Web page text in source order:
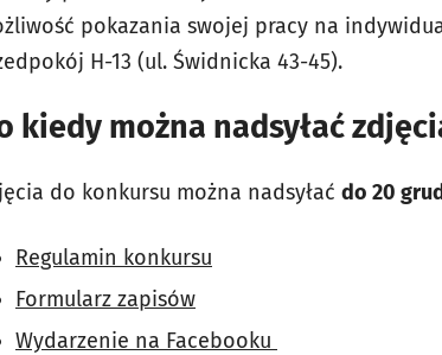
pokazania swojej pracy na
H-13 (ul. Świdnicka 43-45).
kiedy można nadsyłać
do konkursu można nadsyłać do 20
Regulamin konkursu
Formularz zapisów
Wydarzenie na Facebooku